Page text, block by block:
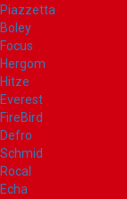
Piazzetta
Boley
Focus
Hergom
Hitze
Everest
FireBird
Defro
Schmid
Rocal
Echa